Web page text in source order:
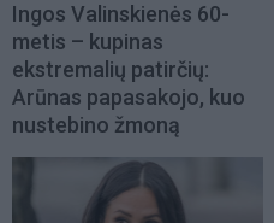
Ingos Valinskienės 60-
metis – kupinas
ekstremalių patirčių:
Arūnas papasakojo, kuo
nustebino žmoną